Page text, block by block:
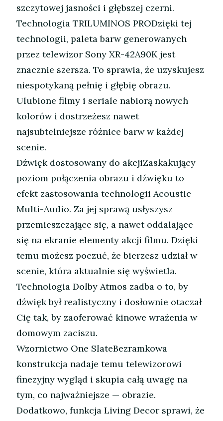
szczytowej jasności i głębszej czerni.
Technologia TRILUMINOS PRODzięki tej
technologii, paleta barw generowanych
przez telewizor Sony XR-42A90K jest
znacznie szersza. To sprawia, że uzyskujesz
niespotykaną pełnię i głębię obrazu.
Ulubione filmy i seriale nabiorą nowych
kolorów i dostrzeżesz nawet
najsubtelniejsze różnice barw w każdej
scenie.
Dźwięk dostosowany do akcjiZaskakujący
poziom połączenia obrazu i dźwięku to
efekt zastosowania technologii Acoustic
Multi-Audio. Za jej sprawą usłyszysz
przemieszczające się, a nawet oddalające
się na ekranie elementy akcji filmu. Dzięki
temu możesz poczuć, że bierzesz udział w
scenie, która aktualnie się wyświetla.
Technologia Dolby Atmos zadba o to, by
dźwięk był realistyczny i dosłownie otaczał
Cię tak, by zaoferować kinowe wrażenia w
domowym zaciszu.
Wzornictwo One SlateBezramkowa
konstrukcja nadaje temu telewizorowi
finezyjny wygląd i skupia całą uwagę na
tym, co najważniejsze — obrazie.
Dodatkowo, funkcja Living Decor sprawi, że